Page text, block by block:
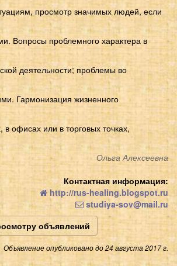
просмотр значимых людей, если
Вопросы проблемного характера в
деятельности; проблемы во
Гармонизация жизненного
офисах или в торговых точках,
Ольга Алексеевна
Контактная информация:
http://rus-healing.blogspot.ru
studiya-sov@mail.ru
объявлений
Объявление опубликовано до 24 августа 2017 г.